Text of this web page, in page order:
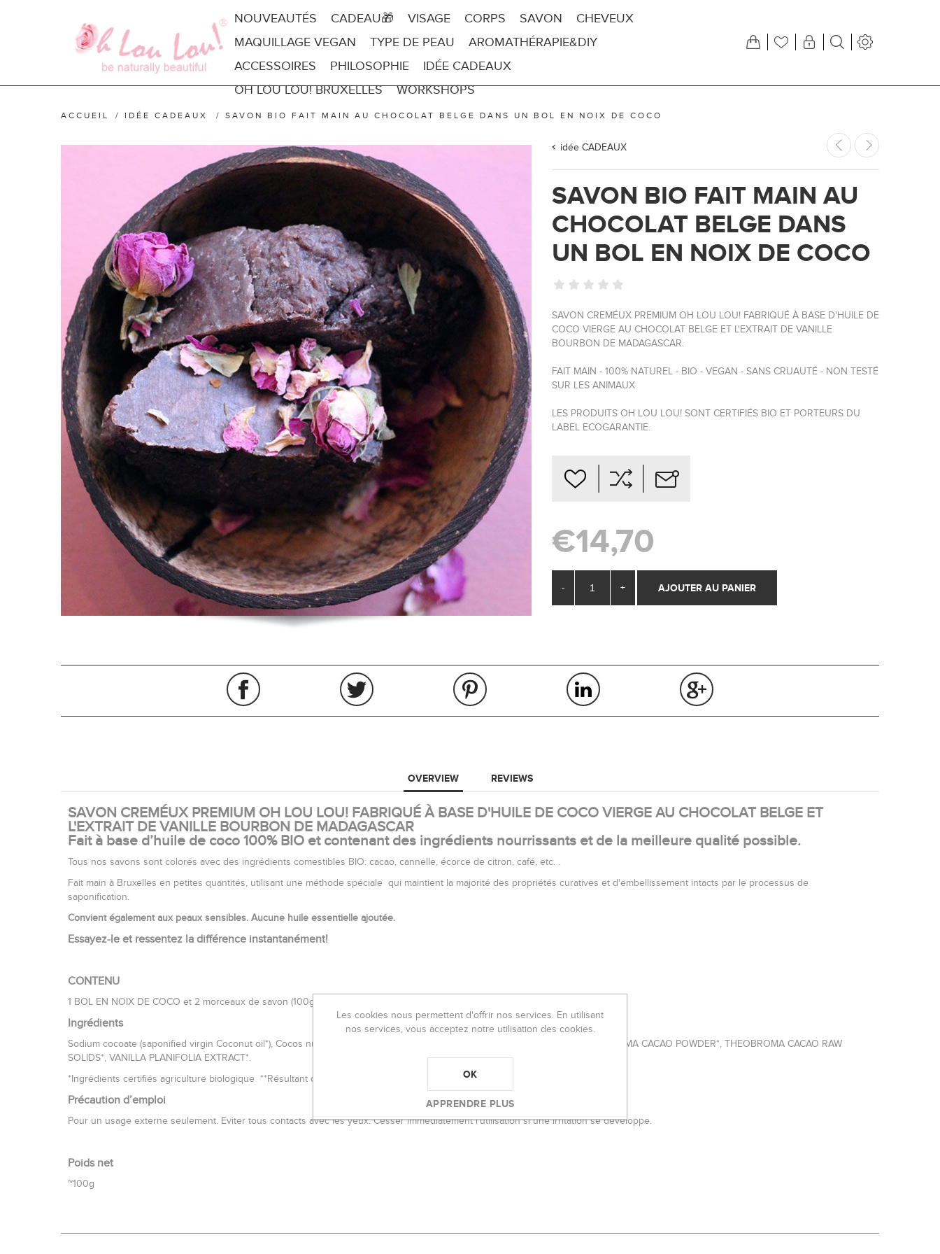
NOUVEAUTÉS CADEAU🎁 VISAGE CORPS SAVON
CHEVEUX
MAQUILLAGE VEGAN
TYPE DE PEAU
AROMATHÉRAPIE&DIY
ACCESSOIRES
PHILOSOPHIE
IDÉE CADEAUX
OH LOU LOU! BRUXELLES
WORKSHOPS
ACCUEIL / IDÉE CADEAUX / SAVON BIO FAIT MAIN AU CHOCOLAT BELGE DANS UN BOL EN NOIX DE COCO
idée CADEAUX
SAVON BIO FAIT MAIN AU
CHOCOLAT BELGE DANS
UN BOL EN NOIX DE COCO
SAVON CREMÉUX PREMIUM OH LOU LOU! FABRIQUÉ À BASE D'HUILE DE
COCO VIERGE AU CHOCOLAT BELGE ET L'EXTRAIT DE VANILLE
BOURBON DE MADAGASCAR.
FAIT MAIN - 100% NATUREL - BIO - VEGAN - SANS CRUAUTÉ - NON TESTÉ
SUR LES ANIMAUX
LES PRODUITS OH LOU LOU! SONT CERTIFIÉS BIO ET PORTEURS DU
LABEL ECOGARANTIE.
€14,70
- +
OVERVIEW REVIEWS
SAVON CREMÉUX PREMIUM OH LOU LOU! FABRIQUÉ À BASE D'HUILE DE COCO VIERGE AU CHOCOLAT BELGE ET
L'EXTRAIT DE VANILLE BOURBON DE MADAGASCAR
Fait à base d’huile de coco 100% BIO et contenant des ingrédients nourrissants et de la meilleure qualité possible.
Tous nos savons sont colorés avec des ingrédients comestibles BIO: cacao, cannelle, écorce de citron, café, etc. .
Fait main à Bruxelles en petites quantités, utilisant une méthode spéciale qui maintient la majorité des propriétés curatives et d'embellissement intacts par le processus de
saponification.
Convient également aux peaux sensibles. Aucune huile essentielle ajoutée.
Essayez-le et ressentez la différence instantanément!
CONTENU
1 BOL EN NOIX DE COCO et 2 morceaux de savon (100g au total)
Ingrédients
Sodium cocoate (saponified virgin Coconut oil*), Cocos nucifera (virgin Coconut Oil)*, Aqua, Glycerine**, Coconut milk*, THEOBROMA CACAO POWDER*, THEOBROMA CACAO RAW
SOLIDS*, VANILLA PLANIFOLIA EXTRACT*.
*Ingrédients certifiés agriculture biologique **Résultant de la saponification d'huiles végétales biologiques
Précaution d’emploi
Pour un usage externe seulement. Eviter tous contacts avec les yeux. Cesser immédiatement l'utilisation si une irritation se développe.
Poids net
~100g
Les cookies nous permettent d'offrir nos services. En utilisant
nos services, vous acceptez notre utilisation des cookies.
OK
APPRENDRE PLUS